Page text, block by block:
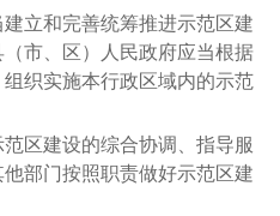
和完善统筹推进示范区建
市、区）人民政府应当根据
组织实施本行政区域内的示范
建设的综合协调、指导服
部门按照职责做好示范区建